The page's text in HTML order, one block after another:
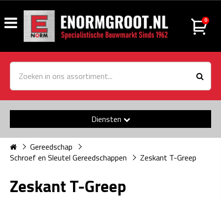
0
Diensten
Gereedschap
Schroef en Sleutel Gereedschappen
Zeskant T-Greep
Zeskant T-Greep